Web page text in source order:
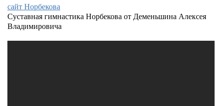
сайт Норбекова
Суставная гимнастика Норбекова от Деменьшина Алексея
Владимировича